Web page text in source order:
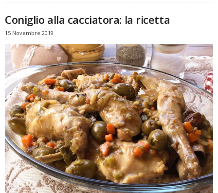
Coniglio alla cacciatora: la ricetta
15 Novembre 2019